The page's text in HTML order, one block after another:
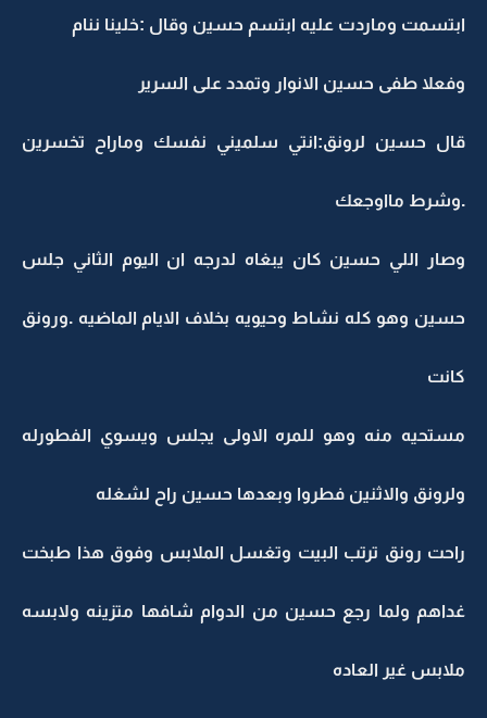
ابتسمت وماردت عليه ابتسم حسين وقال :خلينا ننام
وفعلا طفى حسين الانوار وتمدد على السرير
قال حسين لرونق:انتي سلميني نفسك وماراح تخسرين
.وشرط مااوجعك
وصار اللي حسين كان يبغاه لدرجه ان اليوم الثاني جلس
حسين وهو كله نشاط وحيويه بخلاف الايام الماضيه .ورونق
كانت
مستحيه منه وهو للمره الاولى يجلس ويسوي الفطورله
ولرونق والاثنين فطروا وبعدها حسين راح لشغله
راحت رونق ترتب البيت وتغسل الملابس وفوق هذا طبخت
غداهم ولما رجع حسين من الدوام شافها متزينه ولابسه
ملابس غير العاده